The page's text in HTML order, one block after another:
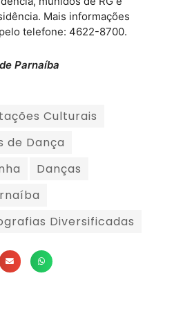
Mais informações
telefone: 4622-8700.
Parnaíba
Culturais
de Dança
Danças
Diversificadas